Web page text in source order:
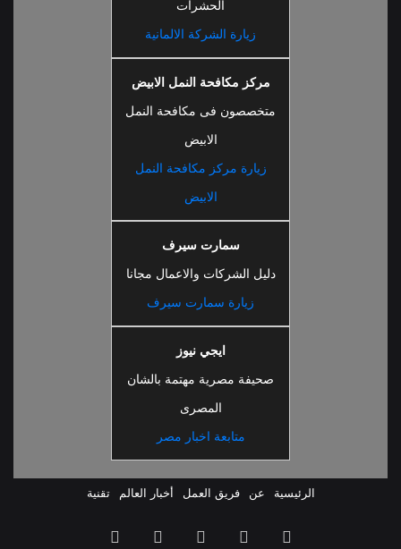
سمارت سيرف
دليل الشركات والاعمال مجانا
زيارة سمارت سيرف
ايجي نيوز
صحيفة مصرية مهتمة بالشان
المصرى
متابعة اخبار مصر
الرئيسية عن فريق العمل أخبار العالم
ملخصفيسبوك
‫X
‫YouTube